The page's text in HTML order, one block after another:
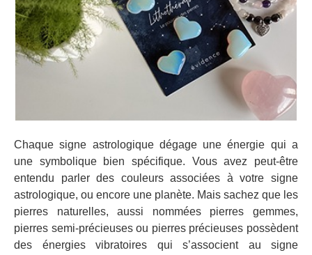
Chaque signe astrologique dégage une énergie qui a
une symbolique bien spécifique. Vous avez peut-être
entendu parler des couleurs associées à votre signe
astrologique, ou encore une planète. Mais sachez que les
pierres naturelles, aussi nommées pierres gemmes,
pierres semi-précieuses ou pierres précieuses possèdent
des énergies vibratoires qui s’associent au signe